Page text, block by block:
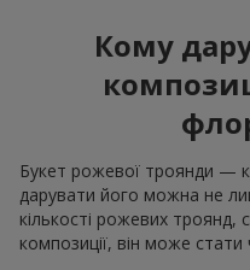
Кому
Букет рожевої троянди —
дарувати його можна не
кількості рожевих троянд,
композиції, він може